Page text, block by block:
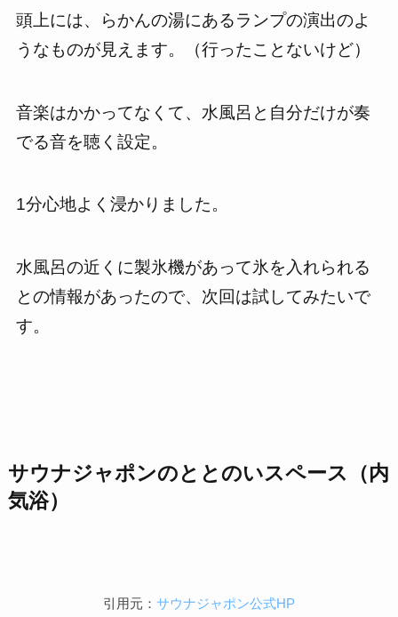
頭上には、らかんの湯にあるランプの演出のよ
うなものが見えます。（行ったことないけど）
音楽はかかってなくて、水風呂と自分だけが奏
でる音を聴く設定。
1分心地よく浸かりました。
水風呂の近くに製氷機があって氷を入れられる
との情報があったので、次回は試してみたいで
す。
サウナジャポンのととのいスペース（内
気浴）
引用元： サウナジャポン公式HP